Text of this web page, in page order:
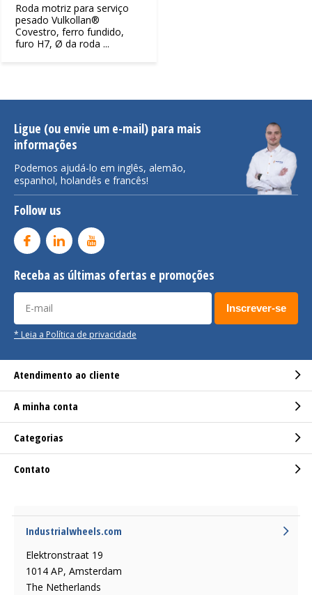
Roda motriz para serviço
pesado Vulkollan®
Covestro, ferro fundido,
furo H7, Ø da roda ...
Ligue (ou envie um e-mail) para mais
informações
Podemos ajudá-lo em inglês, alemão,
espanhol, holandês e francês!
Follow us
Receba as últimas ofertas e promoções
Inscrever-se
* Leia a Política de privacidade
Atendimento ao cliente
A minha conta
Categorias
Contato
Industrialwheels.com
Elektronstraat 19
1014 AP, Amsterdam
The Netherlands